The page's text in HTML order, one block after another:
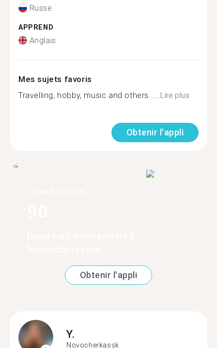
Russe
APPREND
Anglais
Mes sujets favoris
Travelling, hobby, music and others..... Lire plus
Obtenir l'appli
Obtenir l'appli
Y.
Novocherkassk